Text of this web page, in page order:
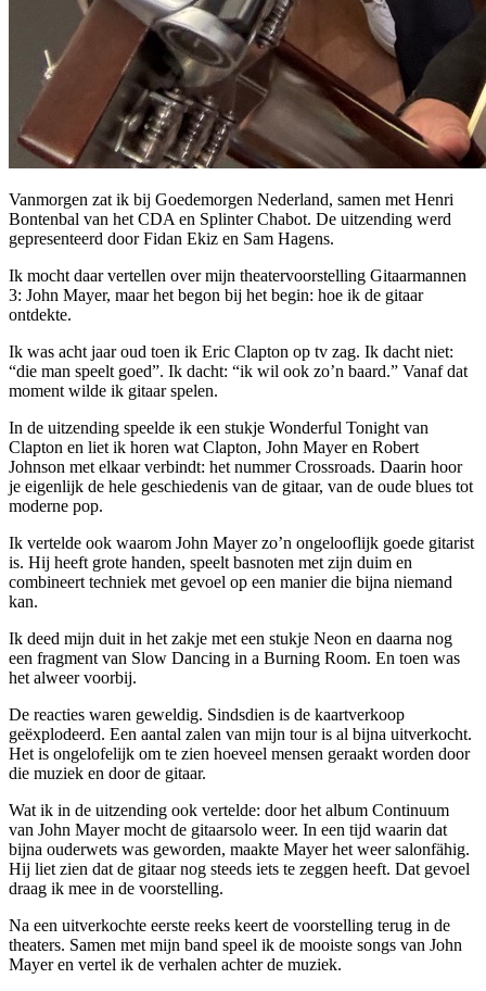
Vanmorgen zat ik bij Goedemorgen Nederland, samen met Henri
Bontenbal van het CDA en Splinter Chabot. De uitzending werd
gepresenteerd door Fidan Ekiz en Sam Hagens.
Ik mocht daar vertellen over mijn theatervoorstelling Gitaarmannen
3: John Mayer, maar het begon bij het begin: hoe ik de gitaar
ontdekte.
Ik was acht jaar oud toen ik Eric Clapton op tv zag. Ik dacht niet:
“die man speelt goed”. Ik dacht: “ik wil ook zo’n baard.” Vanaf dat
moment wilde ik gitaar spelen.
In de uitzending speelde ik een stukje Wonderful Tonight van
Clapton en liet ik horen wat Clapton, John Mayer en Robert
Johnson met elkaar verbindt: het nummer Crossroads. Daarin hoor
je eigenlijk de hele geschiedenis van de gitaar, van de oude blues tot
moderne pop.
Ik vertelde ook waarom John Mayer zo’n ongelooflijk goede gitarist
is. Hij heeft grote handen, speelt basnoten met zijn duim en
combineert techniek met gevoel op een manier die bijna niemand
kan.
Ik deed mijn duit in het zakje met een stukje Neon en daarna nog
een fragment van Slow Dancing in a Burning Room. En toen was
het alweer voorbij.
De reacties waren geweldig. Sindsdien is de kaartverkoop
geëxplodeerd. Een aantal zalen van mijn tour is al bijna uitverkocht.
Het is ongelofelijk om te zien hoeveel mensen geraakt worden door
die muziek en door de gitaar.
Wat ik in de uitzending ook vertelde: door het album Continuum
van John Mayer mocht de gitaarsolo weer. In een tijd waarin dat
bijna ouderwets was geworden, maakte Mayer het weer salonfähig.
Hij liet zien dat de gitaar nog steeds iets te zeggen heeft. Dat gevoel
draag ik mee in de voorstelling.
Na een uitverkochte eerste reeks keert de voorstelling terug in de
theaters. Samen met mijn band speel ik de mooiste songs van John
Mayer en vertel ik de verhalen achter de muziek.